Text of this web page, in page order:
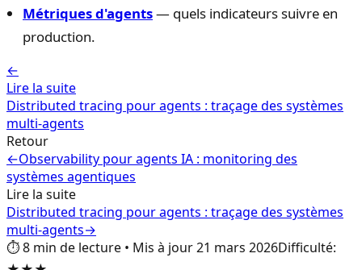
Métriques d'agents— quels indicateurs suivre en
production.
←
Lire la suite
Distributed tracing pour agents : traçage des systèmes
multi-agents
Retour
←Observability pour agents IA : monitoring des
systèmes agentiques
Lire la suite
Distributed tracing pour agents : traçage des systèmes
multi-agents→
⏱️8 min de lecture • Mis à jour21 mars 2026Difficulté: